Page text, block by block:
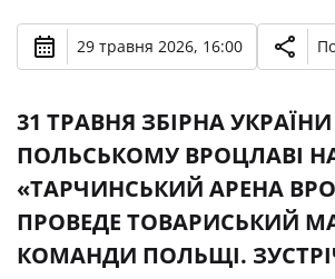
29 травня 2026, 16:00
31 ТРАВНЯ ЗБІРНА
ПОЛЬСЬКОМУ ВРОЦЛАВІ
«ТАРЧИНСЬКИЙ АРЕНА
ПРОВЕДЕ ТОВАРИСЬКИЙ
КОМАНДИ ПОЛЬЩІ.